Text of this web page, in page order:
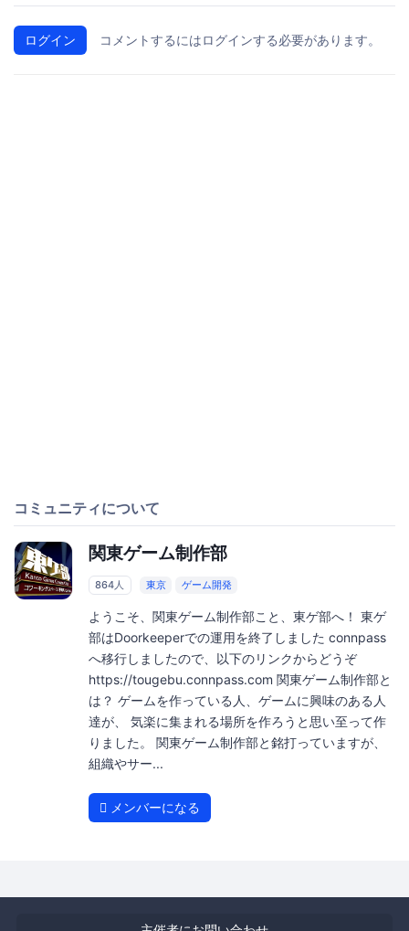
ログイン コメントするにはログインする必要があります。
コミュニティについて
関東ゲーム制作部
864人 東京 ゲーム開発
ようこそ、関東ゲーム制作部こと、東ゲ部へ！ 東ゲ
部はDoorkeeperでの運用を終了しました connpass
へ移行しましたので、以下のリンクからどうぞ
https://tougebu.connpass.com 関東ゲーム制作部と
は？ ゲームを作っている人、ゲームに興味のある人
達が、 気楽に集まれる場所を作ろうと思い至って作
りました。 関東ゲーム制作部と銘打っていますが、
組織やサー...
メンバーになる